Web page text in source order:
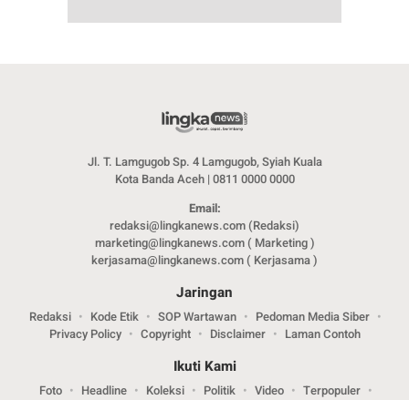
Jl. T. Lamgugob Sp. 4 Lamgugob, Syiah Kuala
Kota Banda Aceh | 0811 0000 0000
Email:
redaksi@lingkanews.com (Redaksi)
marketing@lingkanews.com ( Marketing )
kerjasama@lingkanews.com ( Kerjasama )
Jaringan
Redaksi Kode Etik SOP Wartawan
Pedoman Media Siber
Privacy Policy
Copyright Disclaimer Laman Contoh
Ikuti Kami
Foto Headline Koleksi Politik Video
Terpopuler